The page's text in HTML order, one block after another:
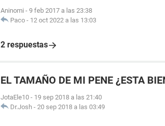
Aninomi - 9 feb 2017 a las 23:38
Paco - 12 oct 2022 a las 13:03
2 respuestas
EL TAMAÑO DE MI PENE ¿ESTA
JotaEle10 - 19 sep 2018 a las 21:40
Dr.Josh - 20 sep 2018 a las 03:49